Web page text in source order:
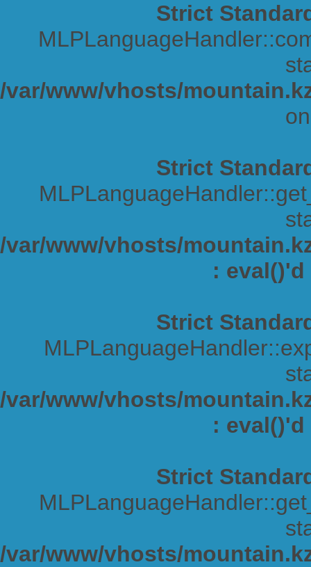
Strict
/var/www/vhosts/
Strict
/var/www/vhosts/
:
Strict
/var/www/vhosts/
:
Strict
/var/www/vhosts/